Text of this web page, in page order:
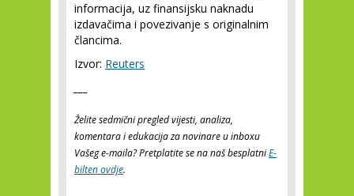
informacija, uz finansijsku naknadu
izdavačima i povezivanje s originalnim
člancima.
Izvor: Reuters
Želite sedmični pregled vijesti, analiza,
komentara i edukacija za novinare u inboxu
Vašeg e-maila? Pretplatite se na naš besplatniE-
bilten ovdje.